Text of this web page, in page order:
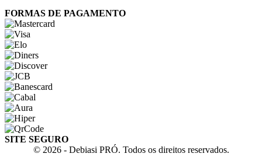
FORMAS DE PAGAMENTO
SITE SEGURO
© 2026 - Debiasi PRÓ. Todos os direitos reservados.